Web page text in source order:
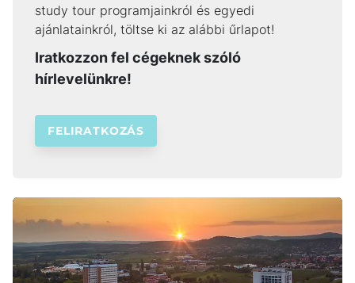
study tour programjainkról és egyedi
ajánlatainkról, töltse ki az alábbi űrlapot!
Iratkozzon fel cégeknek szóló
hírlevelünkre!
FELIRATKOZÁS